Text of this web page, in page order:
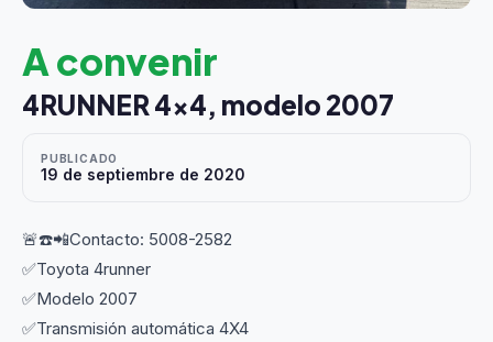
A convenir
4RUNNER 4x4, modelo 2007
PUBLICADO
19 de septiembre de 2020
🚨☎️📲Contacto: 5008-2582
✅Toyota 4runner
✅Modelo 2007
✅Transmisión automática 4X4